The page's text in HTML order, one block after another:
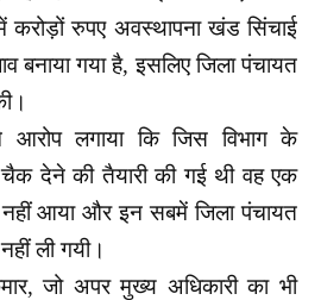
रुपए अवस्थापना खंड सिंचाई
बनाया गया है, इसलिए जिला पंचायत
आरोप लगाया कि जिस विभाग के
देने की तैयारी की गई थी वह एक
नहीं आया और इन सबमें जिला पंचायत
ली गयी।
जो अपर मुख्य अधिकारी का भी